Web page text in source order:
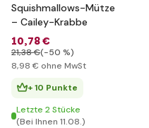
Squishmallows-Mütze
– Cailey-Krabbe
10,78 €
21,38 €(-50 %)
8,98 € ohne MwSt
+ 10 Punkte
Letzte 2 Stücke
(Bei Ihnen 11.08.)